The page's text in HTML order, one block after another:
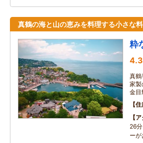
真鶴の海と山の恵みを料理する小さな
粋
4.3
真鶴
家製
金目
住
ア
26
ーが